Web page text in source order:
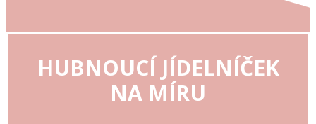
HUBNOUCÍ JÍDELNÍČEK
NA MÍRU